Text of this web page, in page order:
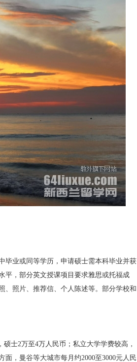
毕业或同等学历，申请硕士需本科毕业并获
平，部分英文授课项目要求雅思或托福成
、照片、推荐信、个人陈述等。部分学校和
士2万至4万人民币；私立大学学费较高，
，曼谷等大城市每月约2000至3000元人民